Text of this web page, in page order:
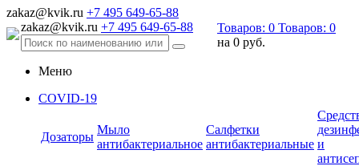
zakaz@kvik.ru +7 495 649-65-88
zakaz@kvik.ru +7 495 649-65-88 Товаров: 0 Товаров: 0
на 0 руб.
Меню
COVID-19
Дозаторы
Мыло
антибактериальное
Салфетки
антибактериальные и